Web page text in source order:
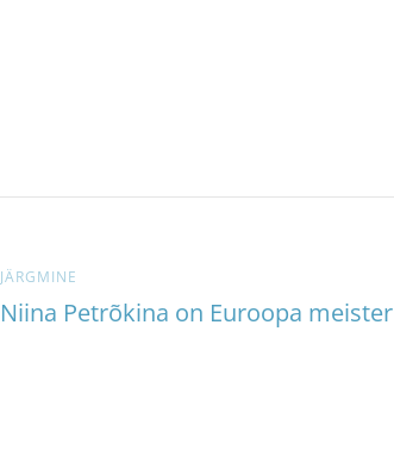
JÄRGMINE
Niina Petrõkina on Euroopa meister